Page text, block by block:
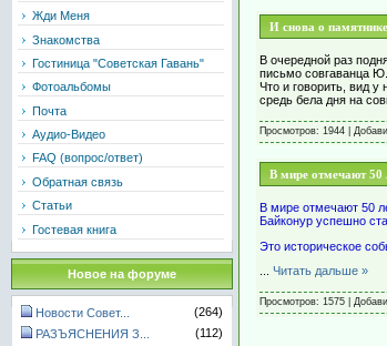
Жди Меня
Знакомства
Гостиница "Советская Гавань"
Фотоальбомы
Почта
Аудио-Видео
FAQ (вопрос/ответ)
Обратная связь
Статьи
Гостевая книга
Новое на форуме
Новости Совет...
(264)
РАЗЪЯСНЕНИЯ З...
(112)
И снова о
В очередной раз
письмо совгаванца
Что и говорить, вид
средь бела дня на
Просмотров: 1944 |
В мире отмечают 50
В мире отмечают 50
Байконур успешно
Это историческое
Читать дальше »
Просмотров: 1575 |